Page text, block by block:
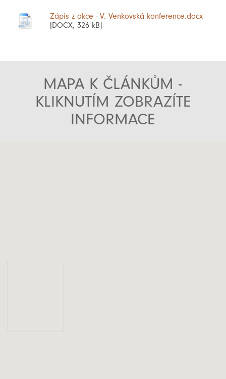
Zápis z akce - V. Venkovská konference.docx
[DOCX, 326 kB]
MAPA K ČLÁNKŮM -
KLIKNUTÍM ZOBRAZÍTE
INFORMACE